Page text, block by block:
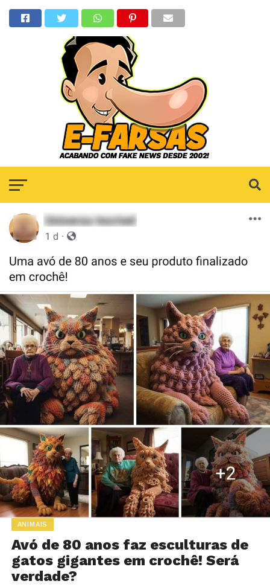
ANIMAIS
Avó de 80 anos faz esculturas de
gatos gigantes em crochê! Será
verdade?